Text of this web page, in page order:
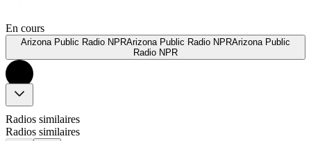
En cours
Arizona Public Radio NPRArizona Public Radio NPRArizona Public
Radio NPR
Radios similaires
Radios similaires